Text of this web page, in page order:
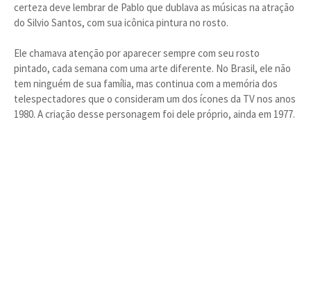
certeza deve lembrar de Pablo que dublava as músicas na atração
do Silvio Santos, com sua icônica pintura no rosto.
Ele chamava atenção por aparecer sempre com seu rosto
pintado, cada semana com uma arte diferente. No Brasil, ele não
tem ninguém de sua família, mas continua com a memória dos
telespectadores que o consideram um dos ícones da TV nos anos
1980. A criação desse personagem foi dele próprio, ainda em 1977.